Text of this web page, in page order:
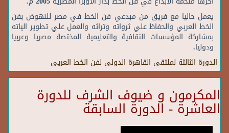
يعمل حاليا مع فريق من مبدعي فن الخط في مصر للنهوض بفن
الخط العربي والحفاظ علي ثرواته وتراثه والعمل علي تطوير الياته
بمشاركة المؤسسات الثقافية والتعليمية المختصة مصريا وعربيا
ودوليا.
الدورة الثالثة لملتقى القاهرة الدولى لفن الخط العريى
المكرمون و ضيوف الشرف للدورة
العاشرة - الدورة السابقة